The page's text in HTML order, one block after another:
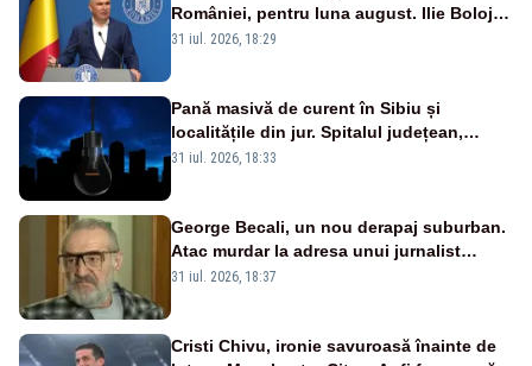
României, pentru luna august. Ilie Bolojan
a anunțat importuri și posibile restricții –
31 iul. 2026, 18:29
Pană masivă de curent în Sibiu și
localitățile din jur. Spitalul județean,
semafoarele, rețelele de telefonie, grav
31 iul. 2026, 18:33
George Becali, un nou derapaj suburban.
Atac murdar la adresa unui jurnalist
sportiv – AUDIO
31 iul. 2026, 18:37
Cristi Chivu, ironie savuroasă înainte de